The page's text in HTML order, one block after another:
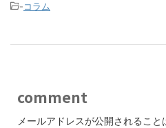
-コラム
comment
メールアドレスが公開されること